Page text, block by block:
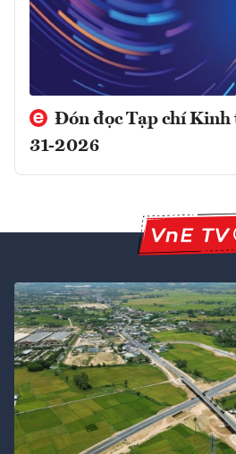
Đón đọc Tạp chí Kinh
31-2026